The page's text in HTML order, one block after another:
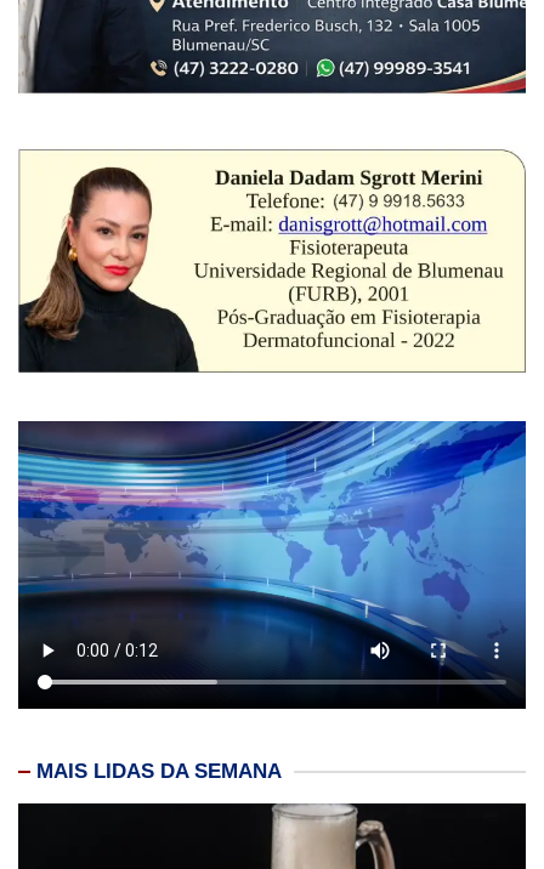
MAIS LIDAS DA SEMANA